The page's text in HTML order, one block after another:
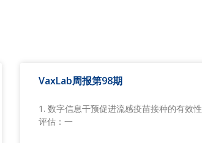
VaxLab周报第98期
1. 数字信息干预促进流感疫苗接种的有效性
评估：一